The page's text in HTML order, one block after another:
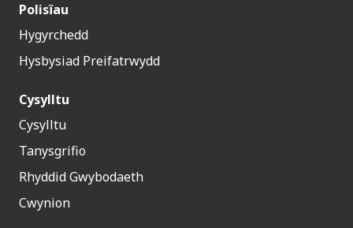
Polisïau
Hygyrchedd
Hysbysiad Preifatrwydd
Cysylltu
Cysylltu
Tanysgrifio
Rhyddid Gwybodaeth
Cwynion